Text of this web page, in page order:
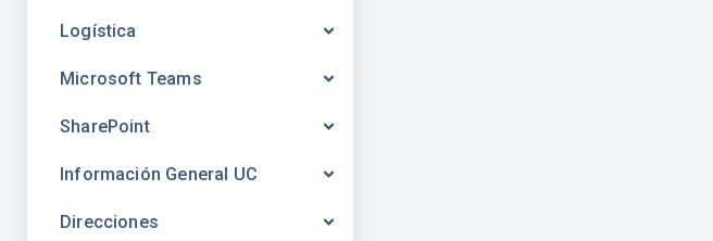
Logística
Microsoft Teams
SharePoint
Información General UC
Direcciones